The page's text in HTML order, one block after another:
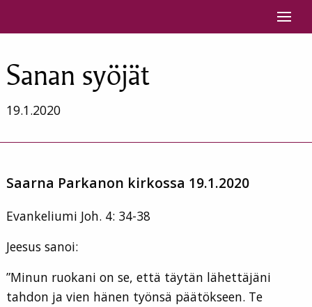
Sanan syöjät
19.1.2020
Saarna Parkanon kirkossa 19.1.2020
Evankeliumi Joh. 4: 34-38
Jeesus sanoi:
”Minun ruokani on se, että täytän lähettäjäni
tahdon ja vien hänen työnsä päätökseen. Te